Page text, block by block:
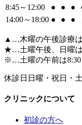
8:45～12:00
● ● ●
14:00～18:00 ● ● ●
▲…木曜の午後診療
★…土曜午後、日曜
※…土曜の午前は8:30
休診日 日曜・祝日・
クリニックについて
初診の方へ